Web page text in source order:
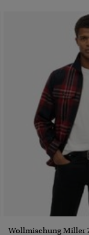
Wollmischung Miller